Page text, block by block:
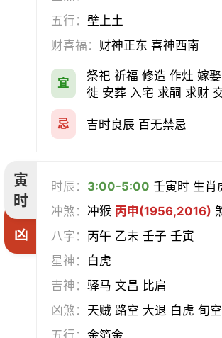
会亲友 伐木 架马
入学
断蚁 归岫 修坟
破土 安葬 立碑
除服 移柩
修墓 塞穴
五行：壁上土
财喜福： 财神正东 喜神西南
宜
祭祀 祈福 修造 作灶 嫁
徙 安葬 入宅 求嗣 求财
忌 吉时良辰 百无禁忌
寅
时
凶
时辰： 3:00-5:00 壬寅时 生肖
冲煞：冲猴 丙申(1956,2016)
八字： 丙午 乙未 壬子 壬寅
星神： 白虎
吉神：驿马 文昌 比肩
凶煞： 天贼 路空 大退 白虎 旬空
五行：金箔金